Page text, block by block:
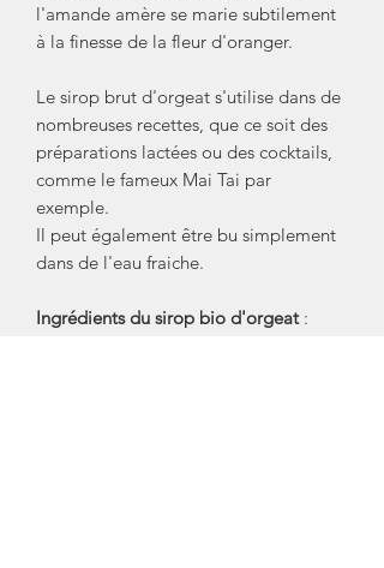
l'amande amère se marie subtilement
à la finesse de la fleur d'oranger.
Le sirop brut d'orgeat s'utilise dans de
nombreuses recettes, que ce soit des
préparations lactées ou des cocktails,
comme le fameux Mai Tai par
exemple.
Il peut également être bu simplement
dans de l'eau fraiche.
Ingrédients du sirop bio d'orgeat: